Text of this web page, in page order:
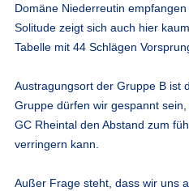
Domäne Niederreutin
Solitude zeigt sich auch hier
Tabelle mit 44 Schlägen
Austragungsort der Gruppe B ist
Gruppe dürfen wir gespannt
GC Rheintal den Abstand zum
verringern kann.
Außer Frage steht, dass wir uns